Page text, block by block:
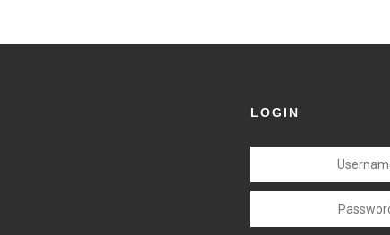
LOGIN